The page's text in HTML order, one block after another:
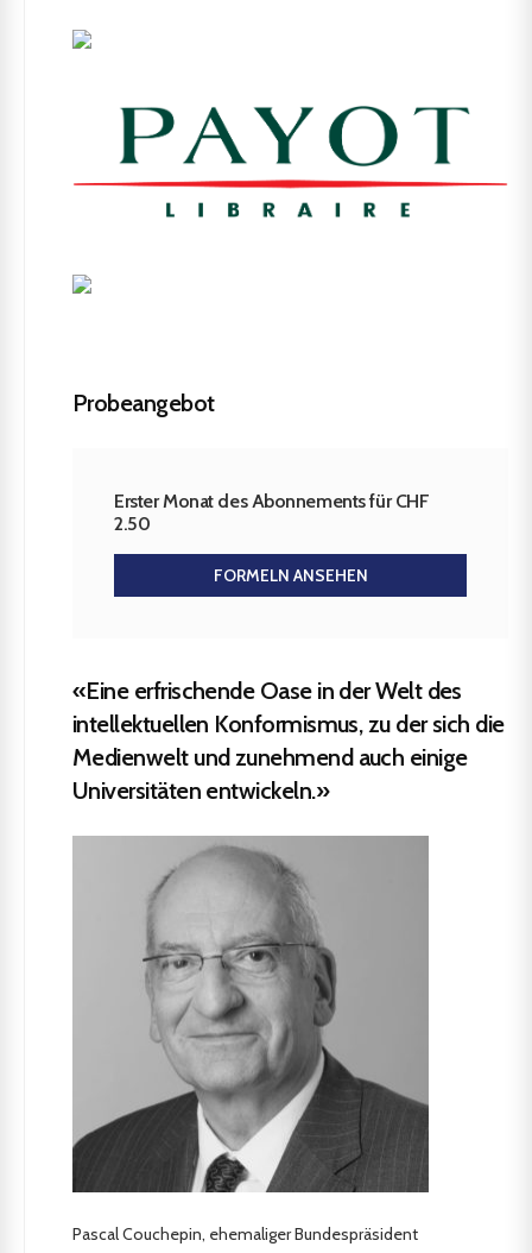
Probeangebot
Erster Monat des Abonnements für CHF
2.50
FORMELN ANSEHEN
«Eine erfrischende Oase in der Welt des
intellektuellen Konformismus, zu der sich die
Medienwelt und zunehmend auch einige
Universitäten entwickeln.»
Pascal Couchepin, ehemaliger Bundespräsident